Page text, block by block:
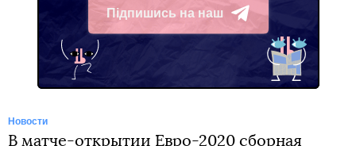
Підпишись на наш
Telegram
Новости
В матче-открытии Евро-2020 сборная